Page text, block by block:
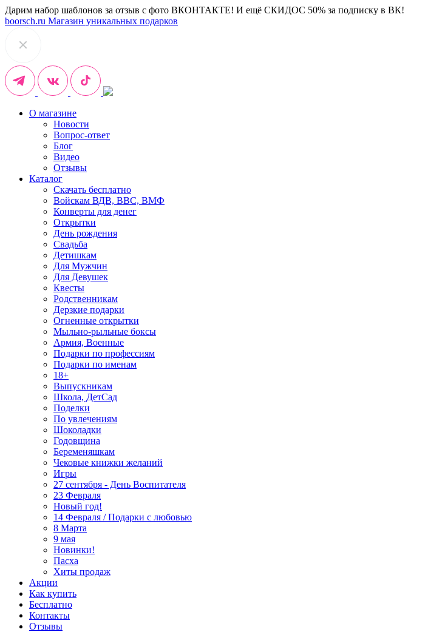
Дарим набор шаблонов за отзыв с фото ВКОНТАКТЕ! И ещё СКИДОС 50% за подписку в ВК!
boorsch.ru Магазин уникальных подарков
О магазине
Новости
Вопрос-ответ
Блог
Видео
Отзывы
Каталог
Скачать бесплатно
Войскам ВДВ, ВВС, ВМФ
Конверты для денег
Открытки
День рождения
Свадьба
Детишкам
Для Мужчин
Для Девушек
Квесты
Родственникам
Дерзкие подарки
Огненные открытки
Мыльно-рыльные боксы
Армия, Военные
Подарки по профессиям
Подарки по именам
18+
Выпускникам
Школа, ДетСад
Поделки
По увлечениям
Шоколадки
Годовщина
Беременяшкам
Чековые книжки желаний
Игры
27 сентября - День Воспитателя
23 Февраля
Новый год!
14 Февраля / Подарки с любовью
8 Марта
9 мая
Новинки!
Пасха
Хиты продаж
Акции
Как купить
Бесплатно
Контакты
Отзывы